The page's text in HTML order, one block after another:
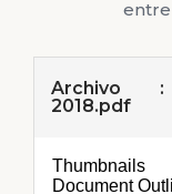
entre
Archivo :
2018.pdf